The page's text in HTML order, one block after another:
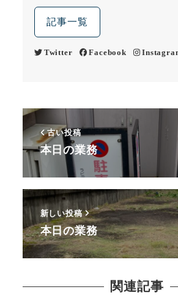
記事一覧
Twitter Facebook
古い投稿
本日の業務
新しい投稿
本日の業務
関連記事